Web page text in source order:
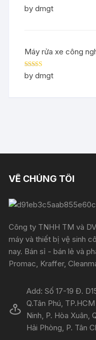
Rated5out
of 5
by dmgt
Máy rửa xe công
Rated5out
of 5
by dmgt
VỀ CHÚNG TÔI
Công ty TNHH TM và
máy và thiết bị vệ sinh
nay. Bán sỉ - bán lẻ và
Promac, Kraffer,
Add: Số 17-19 Đ.
Q.Tân Phú,
Ninh, P. Hòa Xuân,
Hải Phòng, P. Tân